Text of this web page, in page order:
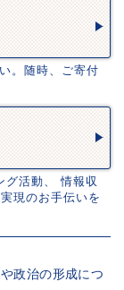
。随時、ご寄付
グ活動、 情報収
現のお手伝いを
政治の形成につ